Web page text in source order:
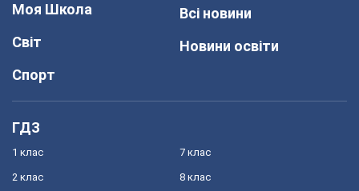
Моя Школа
Світ
Спорт
Всі новини
Новини освіти
ГДЗ
1 клас
2 клас
7 клас
8 клас